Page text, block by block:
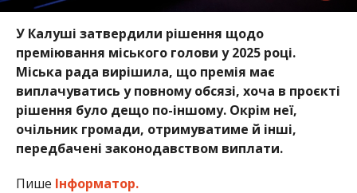
У Калуші затвердили рішення щодо
преміювання міського голови у 2025 році.
Міська рада вирішила, що премія має
виплачуватись у повному обсязі, хоча в проєкті
рішення було дещо по-іншому. Окрім неї,
очільник громади, отримуватиме й інші,
передбачені законодавством виплати.
Пише Інформатор.